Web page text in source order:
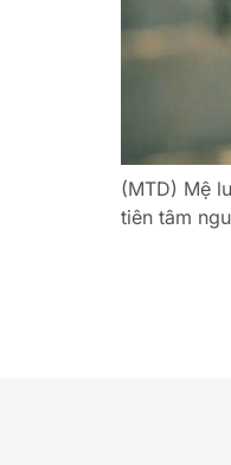
(MTD) Mệ
tiên tâm